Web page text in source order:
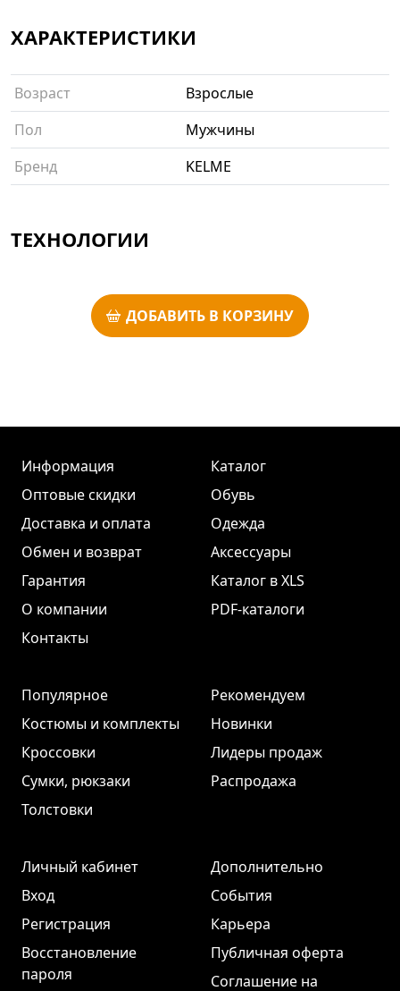
ХАРАКТЕРИСТИКИ
Возраст
Взрослые
Пол
Мужчины
Бренд
KELME
ТЕХНОЛОГИИ
ДОБАВИТЬ В КОРЗИНУ
Информация
Оптовые скидки
Доставка и оплата
Обмен и возврат
Гарантия
О компании
Контакты
Каталог
Обувь
Одежда
Аксессуары
Каталог в XLS
PDF-каталоги
Популярное
Костюмы и комплекты
Кроссовки
Сумки, рюкзаки
Толстовки
Рекомендуем
Новинки
Лидеры продаж
Распродажа
Личный кабинет
Вход
Регистрация
Восстановление
пароля
Дополнительно
События
Карьера
Публичная оферта
Соглашение на